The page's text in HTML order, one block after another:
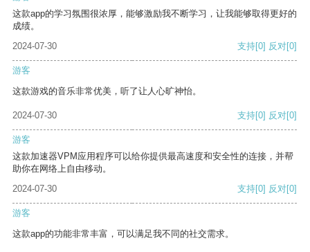
这款app的学习氛围很浓厚，能够激励我不断学习，让我能够取得更好的
成绩。
2024-07-30
支持[0] 反对[0]
游客
这款游戏的音乐非常优美，听了让人心旷神怡。
2024-07-30 支持[0] 反对[0]
游客
这款加速器VPM应用程序可以给你提供最高速度和安全性的连接，并帮
助你在网络上自由移动。
2024-07-30
支持[0] 反对[0]
游客
这款app的功能非常丰富，可以满足我不同的社交需求。